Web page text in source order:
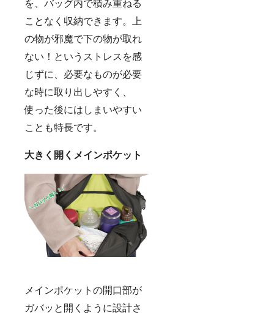
を、バッグ内で積み重ねる
ことなく収納できます。上
の物が邪魔で下の物が取れ
ない！というストレスを感
じずに、必要なものが必要
な時に取り出しやすく、
使った後にはしまいやすい
ことも特長です。
大きく開くメインポケット
メインポケットの開口部が
ガバッと開くように設計さ